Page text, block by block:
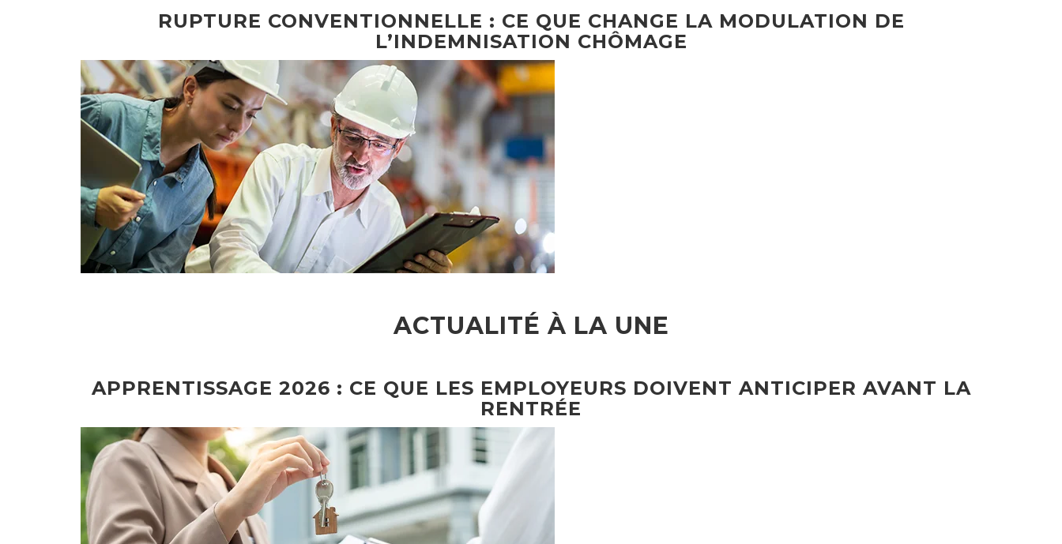
RUPTURE CONVENTIONNELLE : CE QUE CHANGE LA MODULATION DE
L’INDEMNISATION CHÔMAGE
ACTUALITÉ À LA UNE
APPRENTISSAGE 2026 : CE QUE LES EMPLOYEURS DOIVENT ANTICIPER AVANT LA
RENTRÉE